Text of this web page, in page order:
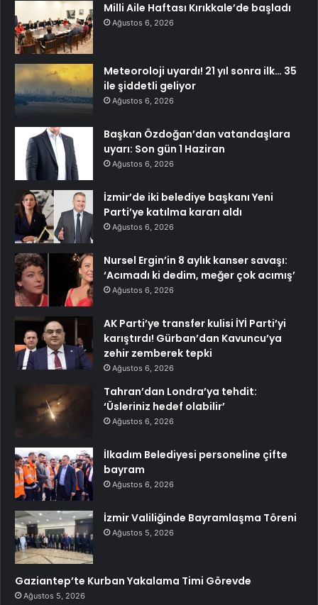
Milli Aile Haftası Kırıkkale’de başladı
Ağustos 6, 2026
Meteoroloji uyardı! 21 yıl sonra ilk… 35
ile şiddetli geliyor
Ağustos 6, 2026
Başkan Özdoğan’dan vatandaşlara
uyarı: Son gün 1 Haziran
Ağustos 6, 2026
İzmir’de iki belediye başkanı Yeni
Parti’ye katılma kararı aldı
Ağustos 6, 2026
Nursel Ergin’in 8 aylık kanser savaşı:
‘Acımadı ki dedim, meğer çok acımış’
Ağustos 6, 2026
AK Parti’ye transfer kulisi İYİ Parti’yi
karıştırdı! Gürban’dan Kavuncu’ya
zehir zemberek tepki
Ağustos 6, 2026
Tahran’dan Londra’ya tehdit:
‘Üsleriniz hedef olabilir’
Ağustos 6, 2026
İlkadım Belediyesi personeline çifte
bayram
Ağustos 6, 2026
İzmir Valiliğinde Bayramlaşma Töreni
Ağustos 5, 2026
Gaziantep’te Kurban Yakalama Timi Görevde
Ağustos 5, 2026